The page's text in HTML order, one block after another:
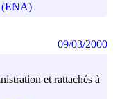
(ENA)
et rattachés à
09/03/2000